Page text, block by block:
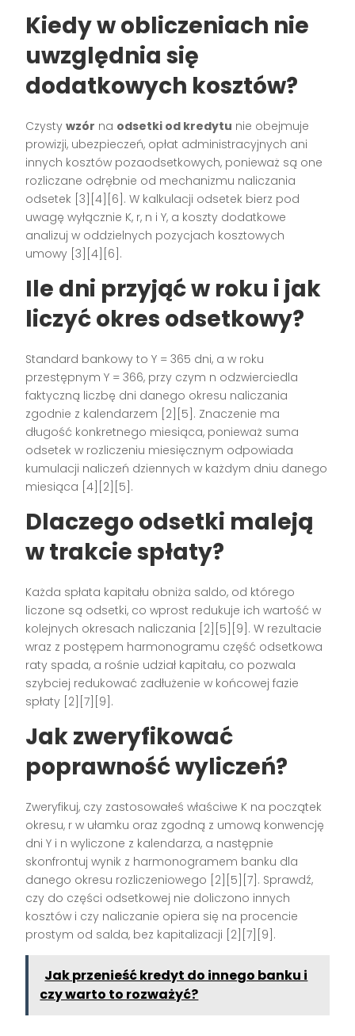
Kiedy w obliczeniach nie
uwzględnia się
dodatkowych kosztów?
Czystywzór na odsetki od kredytu nie obejmuje
prowizji, ubezpieczeń, opłat administracyjnych ani
innych kosztów pozaodsetkowych, ponieważ są one
rozliczane odrębnie od mechanizmu naliczania
odsetek [3][4][6]. W kalkulacji odsetek bierz pod
uwagę wyłącznie K, r, n i Y, a koszty dodatkowe
analizuj w oddzielnych pozycjach kosztowych
umowy [3][4][6].
Ile dni przyjąć w roku i jak
liczyć okres odsetkowy?
Standard bankowy to Y = 365 dni, a w roku
przestępnym Y = 366, przy czym n odzwierciedla
faktyczną liczbę dni danego okresu naliczania
zgodnie z kalendarzem [2][5]. Znaczenie ma
długość konkretnego miesiąca, ponieważ suma
odsetek w rozliczeniu miesięcznym odpowiada
kumulacji naliczeń dziennych w każdym dniu danego
miesiąca [4][2][5].
Dlaczego odsetki maleją
w trakcie spłaty?
Każda spłata kapitału obniża saldo, od którego
liczone są odsetki, co wprost redukuje ich wartość w
kolejnych okresach naliczania [2][5][9]. W rezultacie
wraz z postępem harmonogramu część odsetkowa
raty spada, a rośnie udział kapitału, co pozwala
szybciej redukować zadłużenie w końcowej fazie
spłaty [2][7][9].
Jak zweryfikować
poprawność wyliczeń?
Zweryfikuj, czy zastosowałeś właściwe K na początek
okresu, r w ułamku oraz zgodną z umową konwencję
dni Y i n wyliczone z kalendarza, a następnie
skonfrontuj wynik z harmonogramem banku dla
danego okresu rozliczeniowego [2][5][7]. Sprawdź,
czy do części odsetkowej nie doliczono innych
kosztów i czy naliczanie opiera się na procencie
prostym od salda, bez kapitalizacji [2][7][9].
Jak przenieść kredyt do innego banku i
czy warto to rozważyć?